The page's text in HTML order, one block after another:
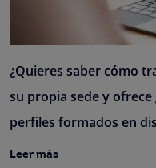
¿Quieres saber cómo
su propia sede y
perfiles formados en
Leer más